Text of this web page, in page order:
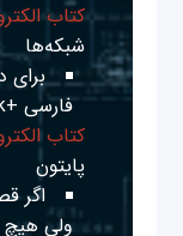
کتاب
شبکه‌ها
برای
فارسی +Network
کتاب
پایتون
اگر
ولی هیچ